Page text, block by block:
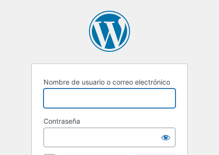
Nombre de usuario o correo electrónico
Contraseña